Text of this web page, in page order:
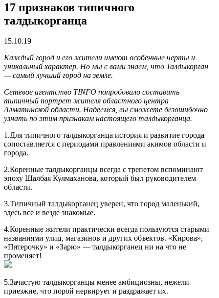
17 признаков типичного
талдыкорганца
15.10.19
Каждый город и его жители имеют особенные черты и
уникальный характер. Но мы с вами знаем, что Талдыкорган
— самый лучший город на земле.
Сетевое агентство TINFO попробовало составить
типичный портрет жителя областного центра
Алматинской области. Надеемся, вы сможете безошибочно
узнать по этим признакам настоящего талдыкорганца.
1.Для типичного талдыкорганца история и развитие города
сопоставляется с периодами правлениями акимов области и
города.
2.Коренные талдыкорганцы всегда с трепетом вспоминают
эпоху Шалбая Кулмаханова, который был руководителем
области.
3.Типичный талдыкорганец уверен, что город маленький,
здесь все и везде знакомые.
4.Коренные жители практически всегда пользуются старыми
названиями улиц, магазинов и других объектов. «Кирова»,
«Пятерочку» и «Зарю» — талдыкорганец ни на что не
променяет!
5.Зачастую талдыкорганцы менее амбициозны, нежели
приезжие, что порой нервирует и раздражает их.